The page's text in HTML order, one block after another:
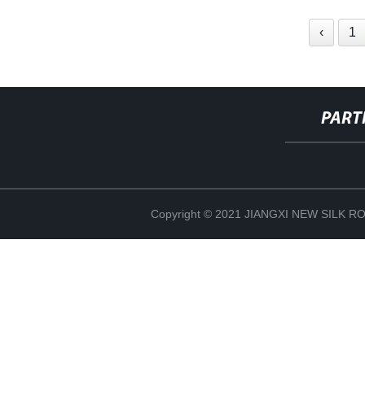
‹ 1
Copyright © 2021 JIANGXI NEW SILK